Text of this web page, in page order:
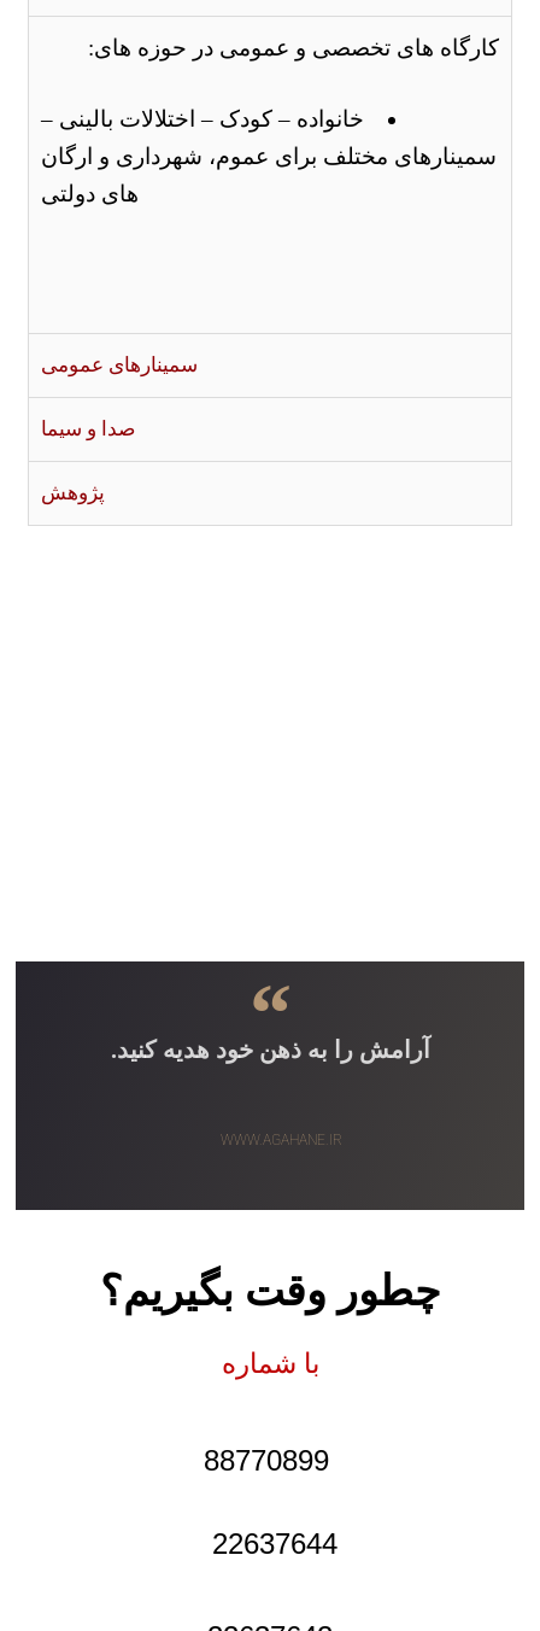
کارگاه­ های تخصصی و عمومی در حوزه ­های:
خانواده – کودک – اختلالات بالینی –
سمینارهای مختلف برای عموم، شهرداری و ارگان
­های دولتی
سمینارهای عمومی
صدا و سیما
پژوهش
“
آرامش را به ذهن خود هدیه کنید.
WWW.AGAHANE.IR
چطور وقت بگیریم؟
با شماره
88770899
22637644